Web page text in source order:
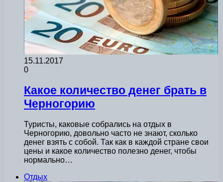
15.11.2017
0
Какое количество денег брать в
Черногорию
Туристы, каковые собрались на отдых в
Черногорию, довольно часто не знают, сколько
денег взять с собой. Так как в каждой стране свои
цены и какое количество полезно денег, чтобы
нормально…
Отдых